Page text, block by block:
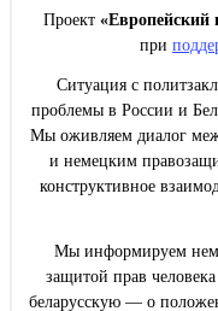
Проект «Европейский
при
Ситуация с
проблемы в России и
Мы оживляем диалог
и немецким
конструктивное
Мы информируем
защитой прав
беларусскую — о